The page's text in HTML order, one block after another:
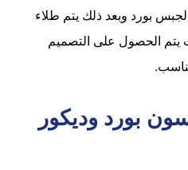
بورد وبعد ذلك يتم طلاء
يتم الحصول على التصميم
بورد وديكور